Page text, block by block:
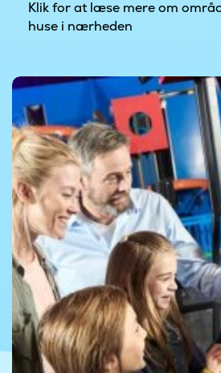
Klik for at læse mere om
huse i nærheden